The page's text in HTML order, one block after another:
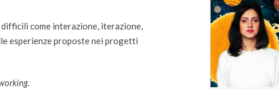
come interazione, iterazione,
esperienze proposte nei progetti
.